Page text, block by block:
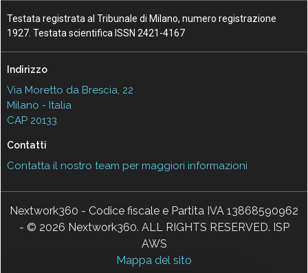
Testata registrata al Tribunale di Milano, numero registrazione
1927. Testata scientifica ISSN 2421-4167
Indirizzo
Via Moretto da Brescia, 22
Milano - Italia
CAP 20133
Contatti
Contatta il nostro team per maggiori informazioni
Nextwork360 - Codice fiscale e Partita IVA 13868590962
- © 2026 Nextwork360. ALL RIGHTS RESERVED. ISP
AWS
Mappa del sito